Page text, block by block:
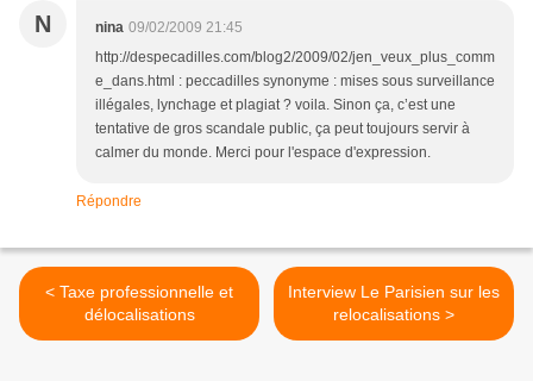
N nina 09/02/2009 21:45
http://despecadilles.com/blog2/2009/02/jen_veux_plus_comm
e_dans.html : peccadilles synonyme : mises sous surveillance
illégales, lynchage et plagiat ? voila. Sinon ça, c’est une
tentative de gros scandale public, ça peut toujours servir à
calmer du monde. Merci pour l'espace d'expression.
Répondre
< Taxe professionnelle et
délocalisations
Interview Le Parisien sur les
relocalisations >